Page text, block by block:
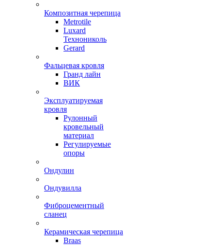
Композитная черепица
Metrotile
Luxard
Технониколь
Gerard
Фальцевая кровля
Гранд лайн
ВИК
Эксплуатируемая
кровля
Рулонный
кровельный
материал
Регулируемые
опоры
Ондулин
Ондувилла
Фиброцементный
сланец
Керамическая черепица
Braas